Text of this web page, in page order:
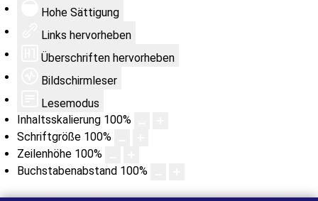
Hohe Sättigung
Links hervorheben
Überschriften hervorheben
Bildschirmleser
Lesemodus
Inhaltsskalierung 100%
Schriftgröße 100%
Zeilenhöhe 100%
Buchstabenabstand 100%